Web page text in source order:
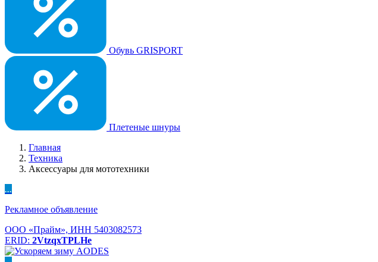
Обувь GRISPORT
Плетеные шнуры
Главная
Техника
Аксессуары для мототехники
...
Рекламное объявление
ООО «Прайм», ИНН 5403082573
ERID: 2VtzqxTPLHe